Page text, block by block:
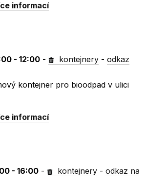
informací
- 12:00 - kontejnery -odkaz
kontejner pro bioodpad v ulici
informací
- 16:00 - kontejnery -odkaz na